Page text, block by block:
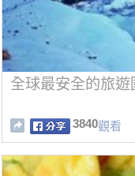
全球最安全的旅
3840觀看